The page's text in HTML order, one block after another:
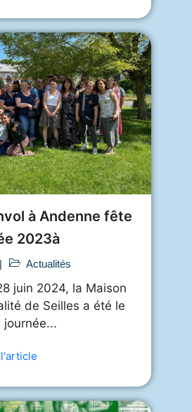
à Andenne fête
2023à
| Actualités
juin 2024, la Maison
de Seilles a été le